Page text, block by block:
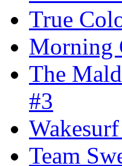
True
Morning
The
#3
Team